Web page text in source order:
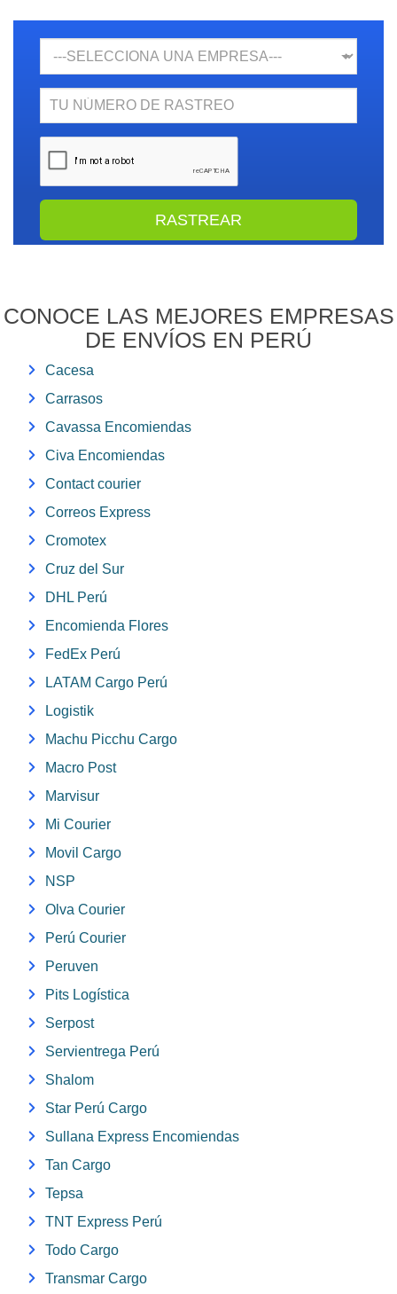
N.
CONOCE LAS MEJORES EMPRESAS
DE ENVÍOS EN PERÚ
Cacesa
Carrasos
Cavassa Encomiendas
Civa Encomiendas
Contact courier
Correos Express
Cromotex
Cruz del Sur
DHL Perú
Encomienda Flores
FedEx Perú
LATAM Cargo Perú
Logistik
Machu Picchu Cargo
Macro Post
Marvisur
Mi Courier
Movil Cargo
NSP
Olva Courier
Perú Courier
Peruven
Pits Logística
Serpost
Servientrega Perú
Shalom
Star Perú Cargo
Sullana Express Encomiendas
Tan Cargo
Tepsa
TNT Express Perú
Todo Cargo
Transmar Cargo